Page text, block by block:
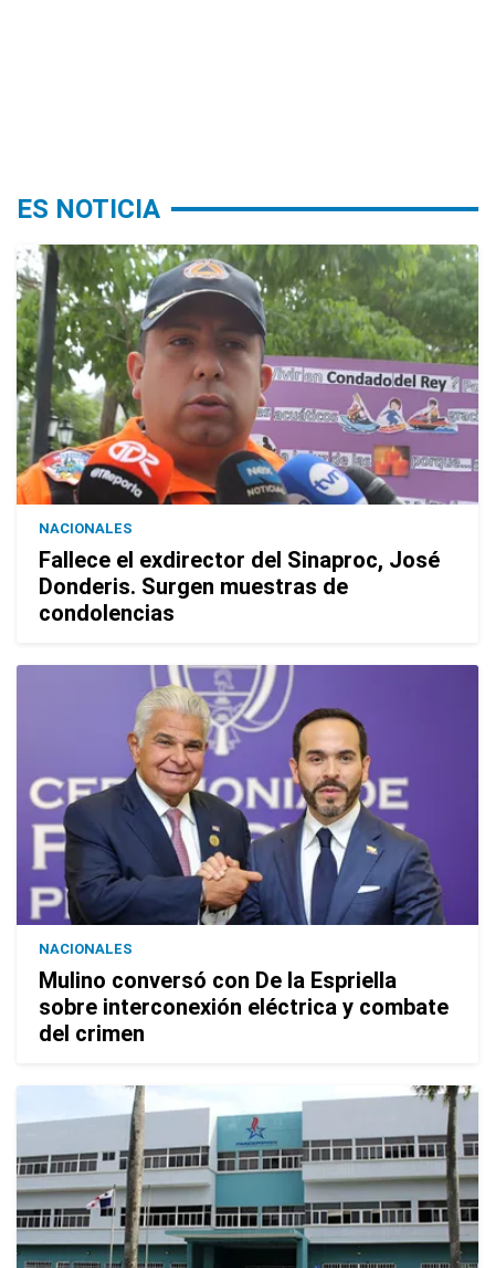
ES NOTICIA
NACIONALES
Fallece el exdirector del Sinaproc, José
Donderis. Surgen muestras de
condolencias
NACIONALES
Mulino conversó con De la Espriella
sobre interconexión eléctrica y combate
del crimen